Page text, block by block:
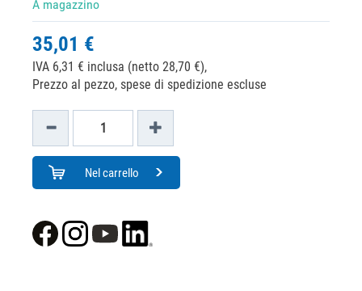
A magazzino
35,01 €
IVA 6,31 € inclusa (netto 28,70 €),
Prezzo al pezzo, spese di spedizione escluse
Nel carrello